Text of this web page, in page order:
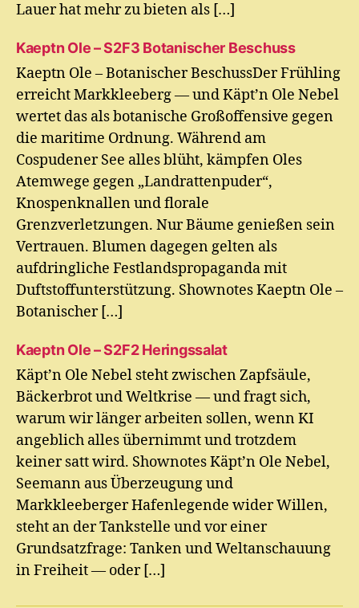
Lauer hat mehr zu bieten als […]
Kaeptn Ole – S2F3 Botanischer Beschuss
Kaeptn Ole – Botanischer BeschussDer Frühling
erreicht Markkleeberg — und Käpt’n Ole Nebel
wertet das als botanische Großoffensive gegen
die maritime Ordnung. Während am
Cospudener See alles blüht, kämpfen Oles
Atemwege gegen „Landrattenpuder“,
Knospenknallen und florale
Grenzverletzungen. Nur Bäume genießen sein
Vertrauen. Blumen dagegen gelten als
aufdringliche Festlandspropaganda mit
Duftstoffunterstützung. Shownotes Kaeptn Ole –
Botanischer […]
Kaeptn Ole – S2F2 Heringssalat
Käpt’n Ole Nebel steht zwischen Zapfsäule,
Bäckerbrot und Weltkrise — und fragt sich,
warum wir länger arbeiten sollen, wenn KI
angeblich alles übernimmt und trotzdem
keiner satt wird. Shownotes Käpt’n Ole Nebel,
Seemann aus Überzeugung und
Markkleeberger Hafenlegende wider Willen,
steht an der Tankstelle und vor einer
Grundsatzfrage: Tanken und Weltanschauung
in Freiheit — oder […]